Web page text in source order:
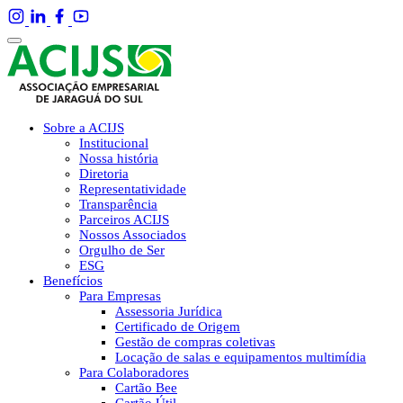
Sobre a ACIJS
Institucional
Nossa história
Diretoria
Representatividade
Transparência
Parceiros ACIJS
Nossos Associados
Orgulho de Ser
ESG
Benefícios
Para Empresas
Assessoria Jurídica
Certificado de Origem
Gestão de compras coletivas
Locação de salas e equipamentos multimídia
Para Colaboradores
Cartão Bee